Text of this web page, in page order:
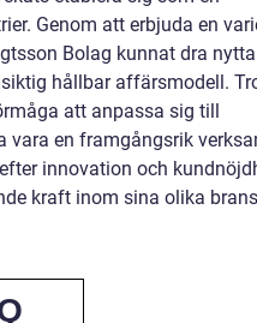
Genom att erbjuda en
Bolag kunnat dra
hållbar affärsmodell.
att anpassa sig till
en framgångsrik
innovation och
kraft inom sina olika